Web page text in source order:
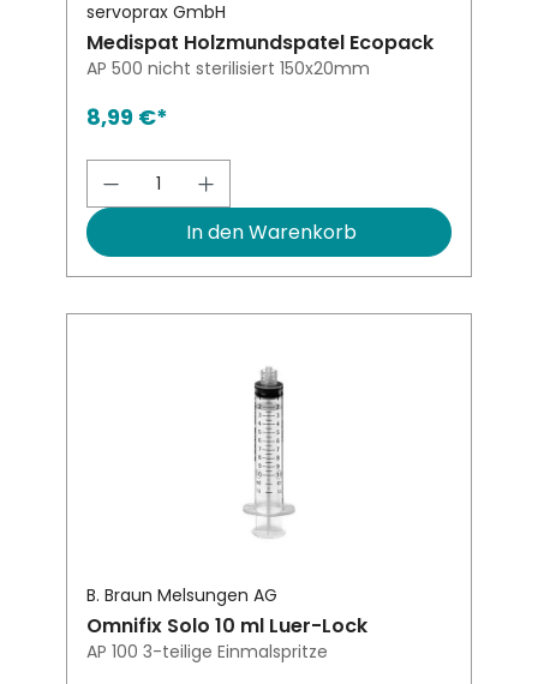
servoprax GmbH
Medispat Holzmundspatel Ecopack
AP 500 nicht sterilisiert 150x20mm
8,99 €*
Produkt Anzahl: Gib den
In den Warenkorb
B. Braun Melsungen AG
Omnifix Solo 10 ml Luer-Lock
AP 100 3-teilige Einmalspritze